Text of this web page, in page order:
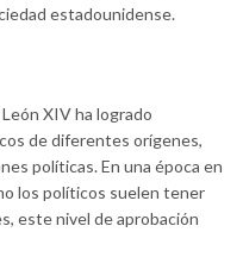
estadounidense.
XIV ha logrado
de diferentes orígenes,
políticas. En una época en
los políticos suelen tener
este nivel de aprobación